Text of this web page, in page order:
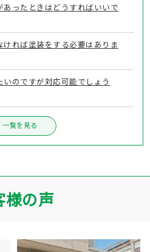
ったときはどうすればいいで
れば塗装をする必要はありま
のですが対応可能でしょう
一覧を見る
様の声